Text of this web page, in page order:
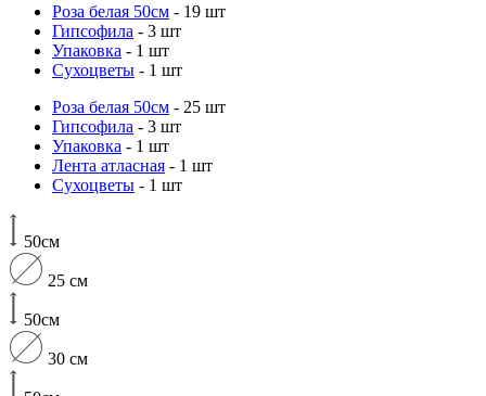
Роза белая 50см - 19 шт
Гипсофила - 3 шт
Упаковка - 1 шт
Сухоцветы - 1 шт
Роза белая 50см - 25 шт
Гипсофила - 3 шт
Упаковка - 1 шт
Лента атласная - 1 шт
Сухоцветы - 1 шт
50см
25 см
50см
30 см